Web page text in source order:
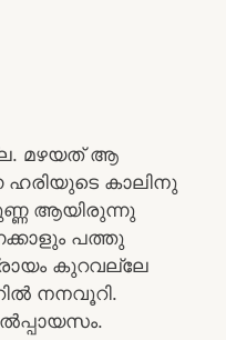
മഴയത് ആ
കാലിനു
ആയിരുന്നു
പത്തു
കുറവല്ലേ
നനവൂറി.